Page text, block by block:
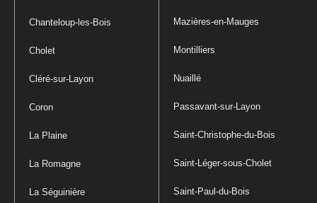
Chanteloup-les-Bois
Cholet
Cléré-sur-Layon
Coron
La Plaine
La Romagne
La Séguinière
Mazières-en-Mauges
Montilliers
Nuaillé
Passavant-sur-Layon
Saint-Christophe-du-Bois
Saint-Léger-sous-Cholet
Saint-Paul-du-Bois